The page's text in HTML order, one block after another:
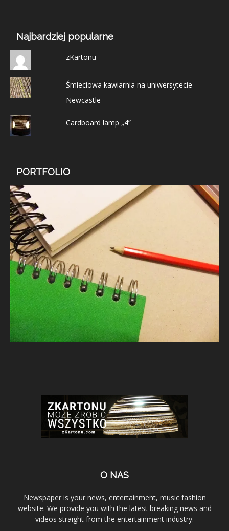
Najbardziej popularne
zKartonu -
Śmieciowa kawiarnia na uniwersytecie
Newcastle
Cardboard lamp „4”
PORTFOLIO
O NAS
Newspaper is your news, entertainment, music fashion
website. We provide you with the latest breaking news and
videos straight from the entertainment industry.